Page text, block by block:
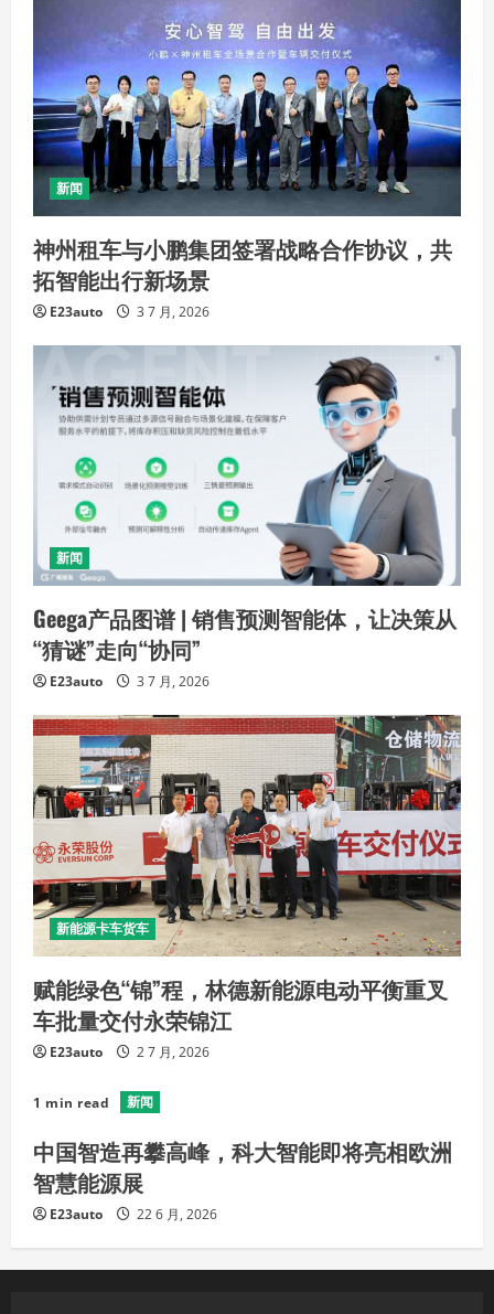
新闻
神州租车与小鹏集团签署战略合作协议，共
拓智能出行新场景
E23auto 3 7 月, 2026
新闻
Geega产品图谱 | 销售预测智能体，让决策从
“猜谜”走向“协同”
E23auto 3 7 月, 2026
新能源卡车货车
赋能绿色“锦”程，林德新能源电动平衡重叉
车批量交付永荣锦江
E23auto 2 7 月, 2026
1 min read 新闻
中国智造再攀高峰，科大智能即将亮相欧洲
智慧能源展
E23auto 22 6 月, 2026